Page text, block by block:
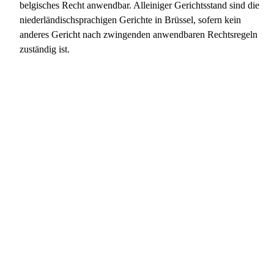
belgisches Recht anwendbar. Alleiniger Gerichtsstand sind die
niederländischsprachigen Gerichte in Brüssel, sofern kein
anderes Gericht nach zwingenden anwendbaren Rechtsregeln
zuständig ist.